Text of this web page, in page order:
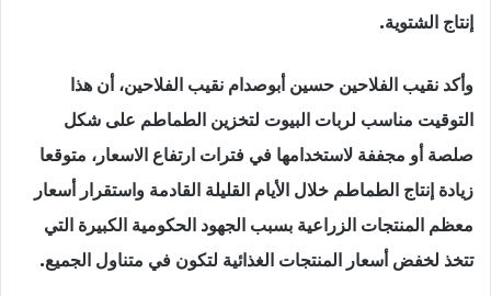
إنتاج الشتوية.
وأكد نقيب الفلاحين حسين أبوصدام نقيب الفلاحين، أن هذا
التوقيت مناسب لربات البيوت لتخزين الطماطم على شكل
صلصة أو مجففة لاستخدامها في فترات ارتفاع الاسعار، متوقعا
زيادة إنتاج الطماطم خلال الأيام القليلة القادمة واستقرار أسعار
معظم المنتجات الزراعية بسبب الجهود الحكومية الكبيرة التي
تتخذ لخفض أسعار المنتجات الغذائية لتكون في متناول الجميع.